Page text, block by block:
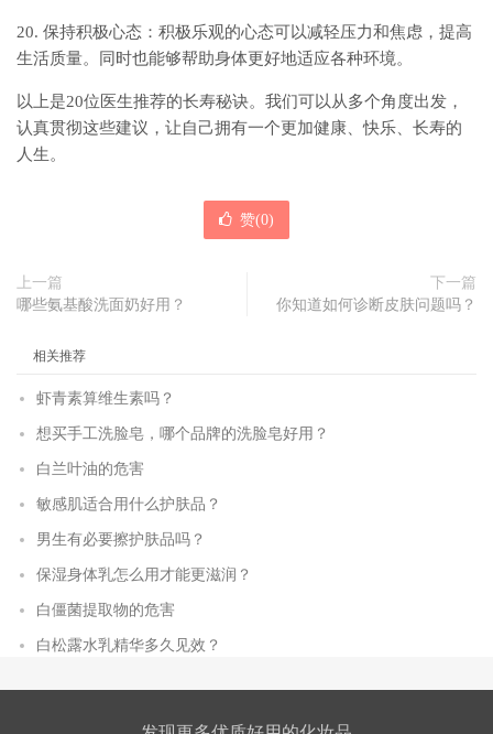
20. 保持积极心态：积极乐观的心态可以减轻压力和焦虑，提高
生活质量。同时也能够帮助身体更好地适应各种环境。
以上是20位医生推荐的长寿秘诀。我们可以从多个角度出发，
认真贯彻这些建议，让自己拥有一个更加健康、快乐、长寿的
人生。
赞(0)
上一篇
哪些氨基酸洗面奶好用？
下一篇
你知道如何诊断皮肤问题吗？
相关推荐
虾青素算维生素吗？
想买手工洗脸皂，哪个品牌的洗脸皂好用？
白兰叶油的危害
敏感肌适合用什么护肤品？
男生有必要擦护肤品吗？
保湿身体乳怎么用才能更滋润？
白僵菌提取物的危害
白松露水乳精华多久见效？